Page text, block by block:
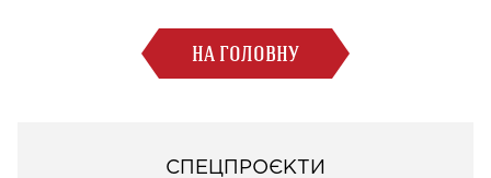
НА ГОЛОВНУ
СПЕЦПРОЄКТИ